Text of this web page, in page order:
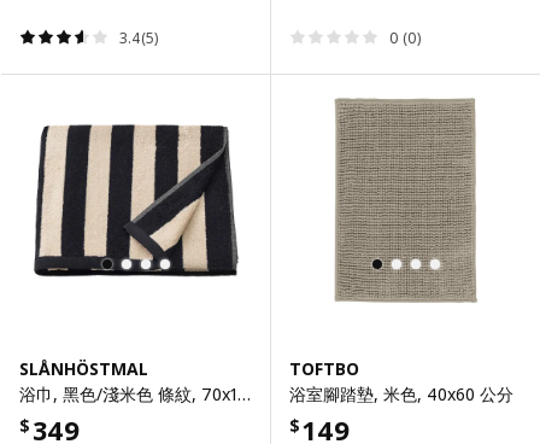
3.4(5) 0 (0)
SLÅNHÖSTMAL
浴巾, 黑色/淺米色 條紋, 70x140 公分
$ 349
TOFTBO
浴室腳踏墊, 米色, 40x60 公分
$149